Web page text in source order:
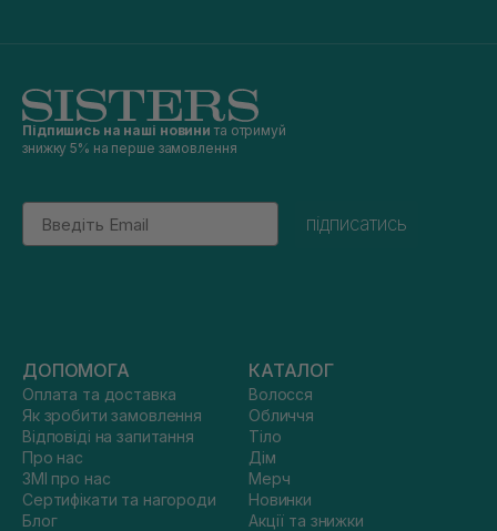
Підпишись на наші новини та отримуй
знижку 5% на перше замовлення
Email
підписатись
ДОПОМОГА
Оплата та доставка
Як зробити замовлення
Відповіді на запитання
Про нас
ЗМІ про нас
Сертифікати та нагороди
Блог
КАТАЛОГ
Волосся
Обличчя
Тіло
Дім
Мерч
Новинки
Акції та знижки